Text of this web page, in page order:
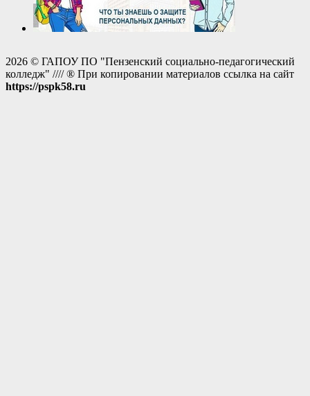
2026 © ГАПОУ ПО "Пензенский социально-педагогический
колледж" //// ® При копировании материалов ссылка на сайт
https://pspk58.ru